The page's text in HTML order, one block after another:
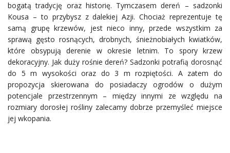
bogatą tradycję oraz historię. Tymczasem dereń – sadzonki
Kousa – to przybysz z dalekiej Azji. Chociaż reprezentuje tę
samą grupę krzewów, jest nieco inny, przede wszystkim za
sprawą gęsto rosnących, drobnych, śnieżnobiałych kwiatków,
które obsypują derenie w okresie letnim. To spory krzew
dekoracyjny. Jak duży rośnie dereń? Sadzonki potrafią dorosnąć
do 5 m wysokości oraz do 3 m rozpiętości. A zatem do
propozycja skierowana do posiadaczy ogrodów o dużym
potencjale przestrzennym – między innymi ze względu na
rozmiary dorosłej rośliny zalecamy dobrze przemyśleć miejsce
jej wkopania.